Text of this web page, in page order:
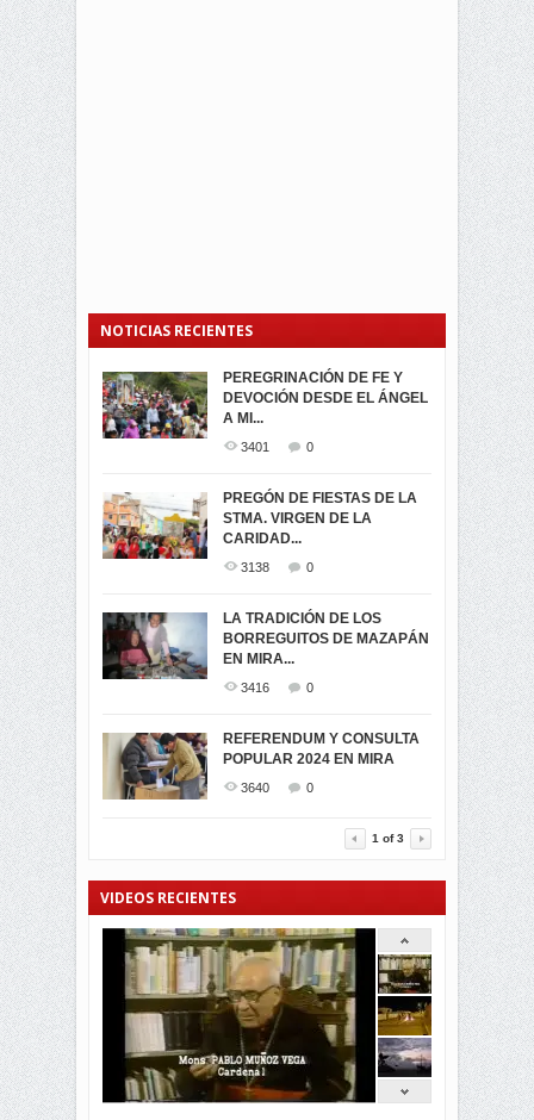
NOTICIAS RECIENTES
PEREGRINACIÓN DE FE Y
DEVOCIÓN DESDE EL ÁNGEL
A MI...
3401 0
PREGÓN DE FIESTAS DE LA
STMA. VIRGEN DE LA
CARIDAD...
3138 0
LA TRADICIÓN DE LOS
BORREGUITOS DE MAZAPÁN
EN MIRA...
3416 0
REFERENDUM Y CONSULTA
POPULAR 2024 EN MIRA
3640 0
PROCESIÓN DE LA VIRGEN
DE LA CARIDAD 2024
3063
-ENCENDIDO DEL ARBOL DE
...
MIRA
3442
TRIUNFO DE...
SEGUNDA VUELTA
ELECCIONES
PRESIDENCIALES 2023 EN
M...
ELECCION CRUCIAL:
SEGUNDA VUELTA
PRESIDENCIAL EL 1...
VIRTUALES ASAMBLEISTAS
POR LA PROVINCIA DEL
CARCHI...
MIRA.EC FUE
GALARDONADA
1 of3
VIDEOS RECIENTES